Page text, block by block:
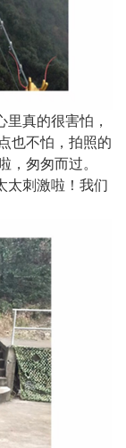
真的很害怕，
也不怕，拍照的
，匆匆而过。
太刺激啦！我们